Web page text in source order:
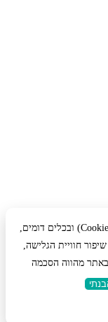
לידיעתך: באתר זה נעשה שימוש בקבצי עוגיות (Cookies) ובכלים דומים,
חוויית הגלישה,
מהווה הסכמה